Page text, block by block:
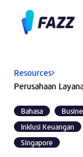
Resources
Bahasa
Inklusi Keuangan
Singapore